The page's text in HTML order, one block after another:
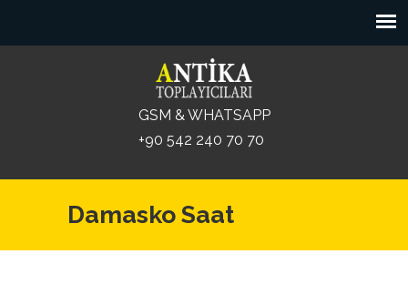
GSM & WHATSAPP
+90 542 240 70 70
Damasko Saat